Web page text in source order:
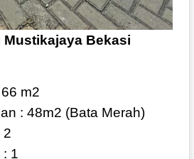
Mustikajaya Bekasi
m2
: 48m2 (Bata Merah)
2
: 1